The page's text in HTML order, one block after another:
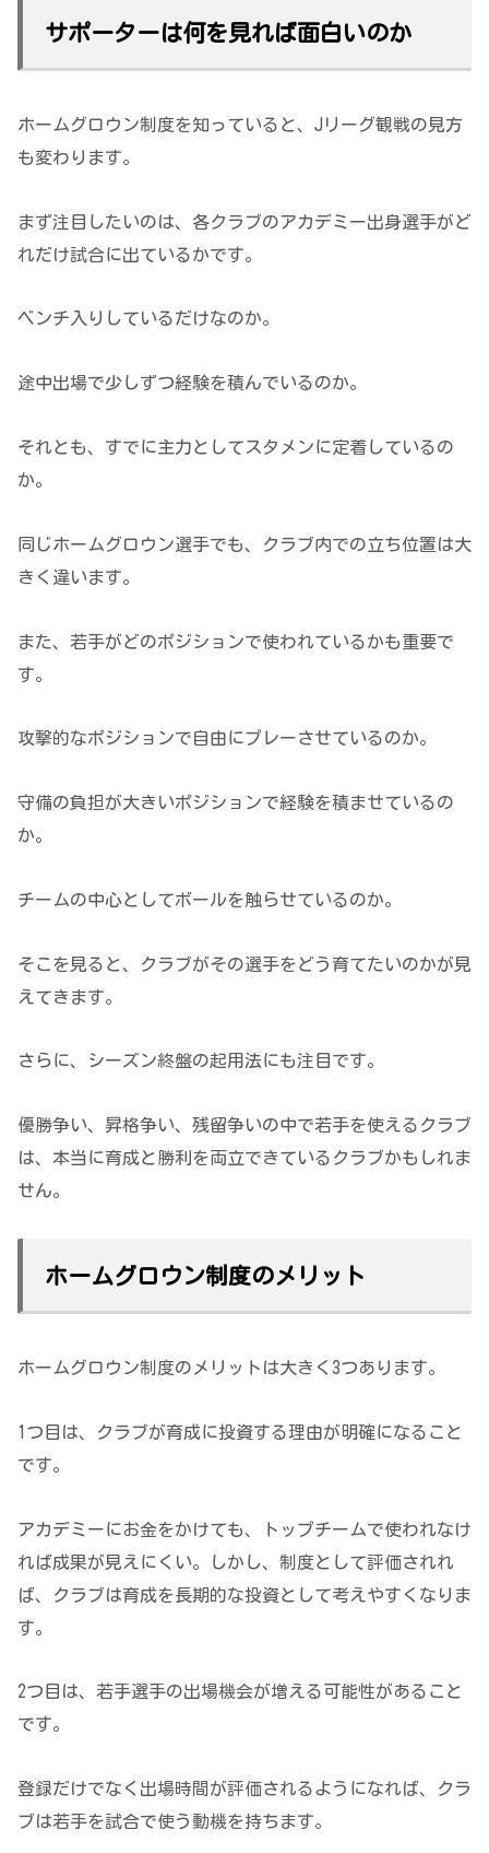
サポーターは何を見れば面白いのか
ホームグロウン制度を知っていると、Jリーグ観戦の見方
も変わります。
まず注目したいのは、各クラブのアカデミー出身選手がど
れだけ試合に出ているかです。
ベンチ入りしているだけなのか。
途中出場で少しずつ経験を積んでいるのか。
それとも、すでに主力としてスタメンに定着しているの
か。
同じホームグロウン選手でも、クラブ内での立ち位置は大
きく違います。
また、若手がどのポジションで使われているかも重要で
す。
攻撃的なポジションで自由にプレーさせているのか。
守備の負担が大きいポジションで経験を積ませているの
か。
チームの中心としてボールを触らせているのか。
そこを見ると、クラブがその選手をどう育てたいのかが見
えてきます。
さらに、シーズン終盤の起用法にも注目です。
優勝争い、昇格争い、残留争いの中で若手を使えるクラブ
は、本当に育成と勝利を両立できているクラブかもしれま
せん。
ホームグロウン制度のメリット
ホームグロウン制度のメリットは大きく3つあります。
1つ目は、クラブが育成に投資する理由が明確になること
です。
アカデミーにお金をかけても、トップチームで使われなけ
れば成果が見えにくい。しかし、制度として評価されれ
ば、クラブは育成を長期的な投資として考えやすくなりま
す。
2つ目は、若手選手の出場機会が増える可能性があること
です。
登録だけでなく出場時間が評価されるようになれば、クラ
ブは若手を試合で使う動機を持ちます。